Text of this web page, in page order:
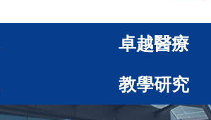
卓越醫療
教學研究